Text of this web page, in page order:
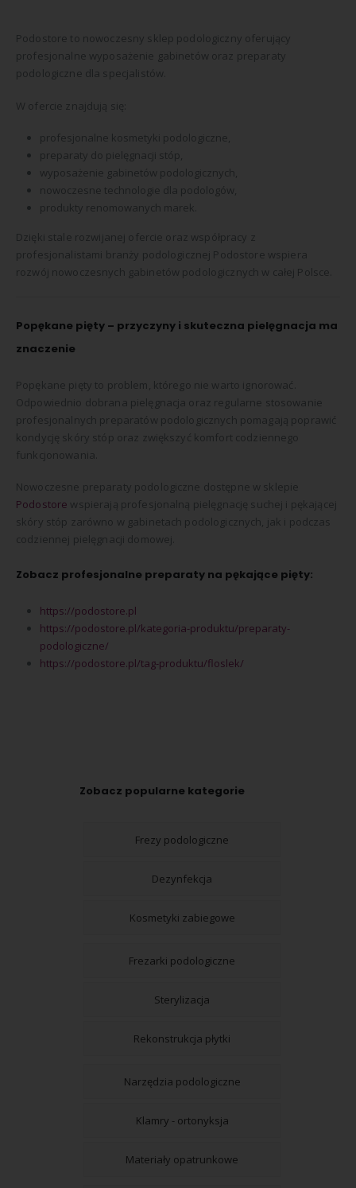
Podostore to nowoczesny sklep podologiczny oferujący
profesjonalne wyposażenie gabinetów oraz preparaty
podologiczne dla specjalistów.
W ofercie znajdują się:
profesjonalne kosmetyki podologiczne,
preparaty do pielęgnacji stóp,
wyposażenie gabinetów podologicznych,
nowoczesne technologie dla podologów,
produkty renomowanych marek.
Dzięki stale rozwijanej ofercie oraz współpracy z
profesjonalistami branży podologicznej Podostore wspiera
rozwój nowoczesnych gabinetów podologicznych w całej Polsce.
Popękane pięty – przyczyny i skuteczna pielęgnacja ma
znaczenie
Popękane pięty to problem, którego nie warto ignorować.
Odpowiednio dobrana pielęgnacja oraz regularne stosowanie
profesjonalnych preparatów podologicznych pomagają poprawić
kondycję skóry stóp oraz zwiększyć komfort codziennego
funkcjonowania.
Nowoczesne preparaty podologiczne dostępne w sklepie
Podostore wspierają profesjonalną pielęgnację suchej i pękającej
skóry stóp zarówno w gabinetach podologicznych, jak i podczas
codziennej pielęgnacji domowej.
Zobacz profesjonalne preparaty na pękające pięty:
https://podostore.pl
https://podostore.pl/kategoria-produktu/preparaty-
podologiczne/
https://podostore.pl/tag-produktu/floslek/
Zobacz popularne kategorie
Frezy podologiczne
Dezynfekcja
Kosmetyki zabiegowe
Frezarki podologiczne
Sterylizacja
Rekonstrukcja płytki
Narzędzia podologiczne
Klamry - ortonyksja
Materiały opatrunkowe